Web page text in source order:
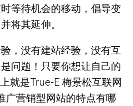
等待机会的移动，倡导变
将其延伸。
，没有建站经验，没有互
问题！只要你想让自己的
就是True-E 梅景松互联网
广营销型网站的特点有哪